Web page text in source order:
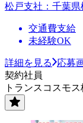
松戸支社：千葉県
交通費支給
未経験OK
詳細を見る
応募
契約社員
トランスコスモ